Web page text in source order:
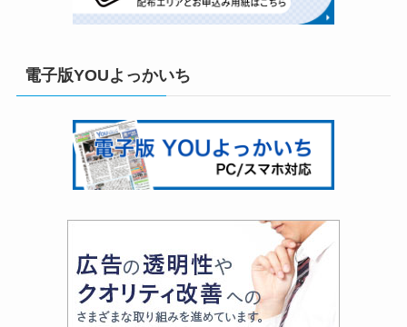
電子版YOUよっかいち